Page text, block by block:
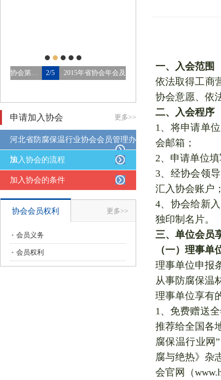
2/5 2015年省协会年会及第三次会… 论坛会场
申请加入协会 更多>>
河北省防腐保温行业协会会员管理办
法
加入协会的流程
加入协会的条件
协会会员权利 更多>>
会员义务
会员权利
一、入会范围
依法取得工商
协会意愿、依
二、入会程序
1、将申请单
会邮箱；
2、申请单位
3、经协会领
汇入协会账户
4、协会给新
独印制名片。
三、单位会员
（一）理事单
理事单位申报
从事防腐保温
理事单位享有
1、免费赠送
推荐给全国各
腐保温行业网
腐与绝热》杂
会官网（